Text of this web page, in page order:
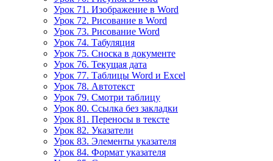
Урок 71. Изображение в Word
Урок 72. Рисование в Word
Урок 73. Рисование Word
Урок 74. Табуляция
Урок 75. Сноска в документе
Урок 76. Текущая дата
Урок 77. Таблицы Word и Excel
Урок 78. Автотекст
Урок 79. Смотри таблицу
Урок 80. Ссылка без закладки
Урок 81. Переносы в тексте
Урок 82. Указатели
Урок 83. Элементы указателя
Урок 84. Формат указателя